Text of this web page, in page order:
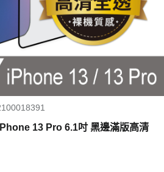
13 Pro 6.1吋 黑邊滿版高清